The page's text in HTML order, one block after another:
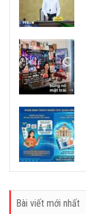
Bài viết mới nhất